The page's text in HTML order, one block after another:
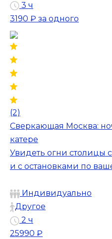
3 ч
3190 ₽ за одного
(2)
Сверкающая Москва:
катере
Увидеть огни столицы
и с остановками по
Индивидуально
Другое
2 ч
25990 ₽